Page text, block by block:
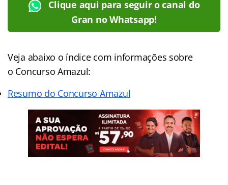
Clique aqui para seguir o canal do
Gran no Whatsapp!
Veja abaixo o índicecom informações sobre
o Concurso Amazul:
Resumo do Concurso Amazul